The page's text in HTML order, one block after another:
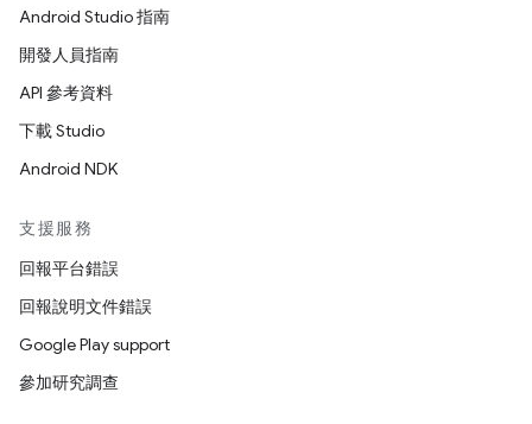
Android Studio 指南
開發人員指南
API 參考資料
下載 Studio
Android NDK
支援服務
回報平台錯誤
回報說明文件錯誤
Google Play support
參加研究調查